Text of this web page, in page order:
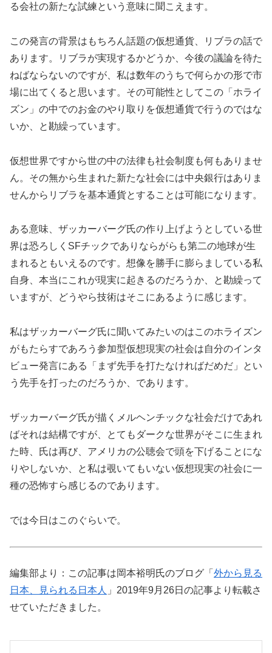
る会社の新たな試練という意味に聞こえます。
この発言の背景はもちろん話題の仮想通貨、リブラの話で
あります。リブラが実現するかどうか、今後の議論を待た
ねばならないのですが、私は数年のうちで何らかの形で市
場に出てくると思います。その可能性としてこの「ホライ
ズン」の中でのお金のやり取りを仮想通貨で行うのではな
いか、と勘繰っています。
仮想世界ですから世の中の法律も社会制度も何もありませ
ん。その無から生まれた新たな社会には中央銀行はありま
せんからリブラを基本通貨とすることは可能になります。
ある意味、ザッカーバーグ氏の作り上げようとしている世
界は恐ろしくSFチックでありならがらも第二の地球が生
まれるともいえるのです。想像を勝手に膨らましている私
自身、本当にこれが現実に起きるのだろうか、と勘繰って
いますが、どうやら技術はそこにあるように感じます。
私はザッカーバーグ氏に聞いてみたいのはこのホライズン
がもたらすであろう参加型仮想現実の社会は自分のインタ
ビュー発言にある「まず先手を打たなければだめだ」とい
う先手を打ったのだろうか、であります。
ザッカーバーグ氏が描くメルヘンチックな社会だけであれ
ばそれは結構ですが、とてもダークな世界がそこに生まれ
た時、氏は再び、アメリカの公聴会で頭を下げることにな
りやしないか、と私は覗いてもいない仮想現実の社会に一
種の恐怖すら感じるのであります。
では今日はこのぐらいで。
編集部より：この記事は岡本裕明氏のブログ「 外から見る
日本、見られる日本人 」2019年9月26日の記事より転載さ
せていただきました。